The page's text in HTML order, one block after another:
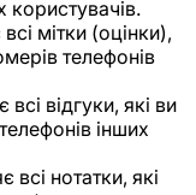
користувачів.
мітки (оцінки),
телефонів
відгуки, які ви
інших
всі нотатки, які